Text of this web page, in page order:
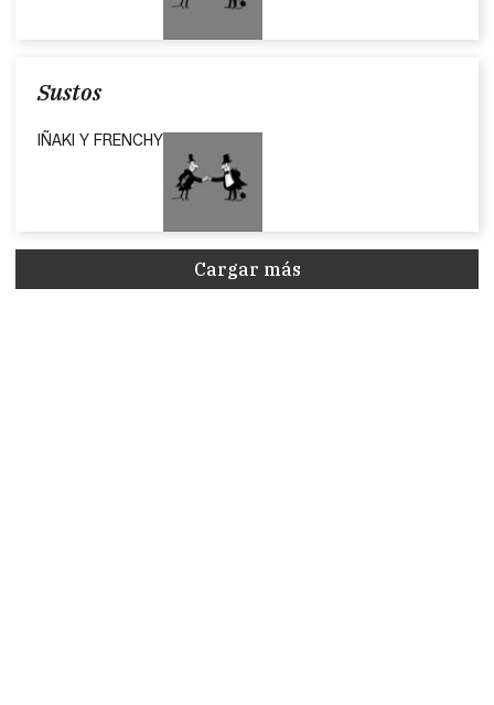
Sustos
IÑAKI Y FRENCHY
Cargar más